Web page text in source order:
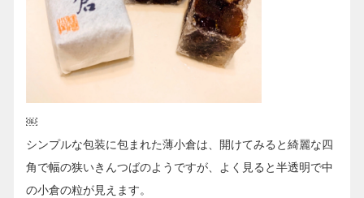
￼
シンプルな包装に包まれた薄小倉は、開けてみると綺麗な四
角で幅の狭いきんつばのようですが、よく見ると半透明で中
の小倉の粒が見えます。